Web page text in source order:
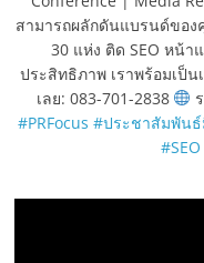
สามารถผลักดันแบรนด์ของ
30 แห่ง ติด SEO หน้า
ประสิทธิภาพ เราพร้อมเป็
เลย: 083-701-2838
#PRFocus #ประชาสัมพัน
#SEO